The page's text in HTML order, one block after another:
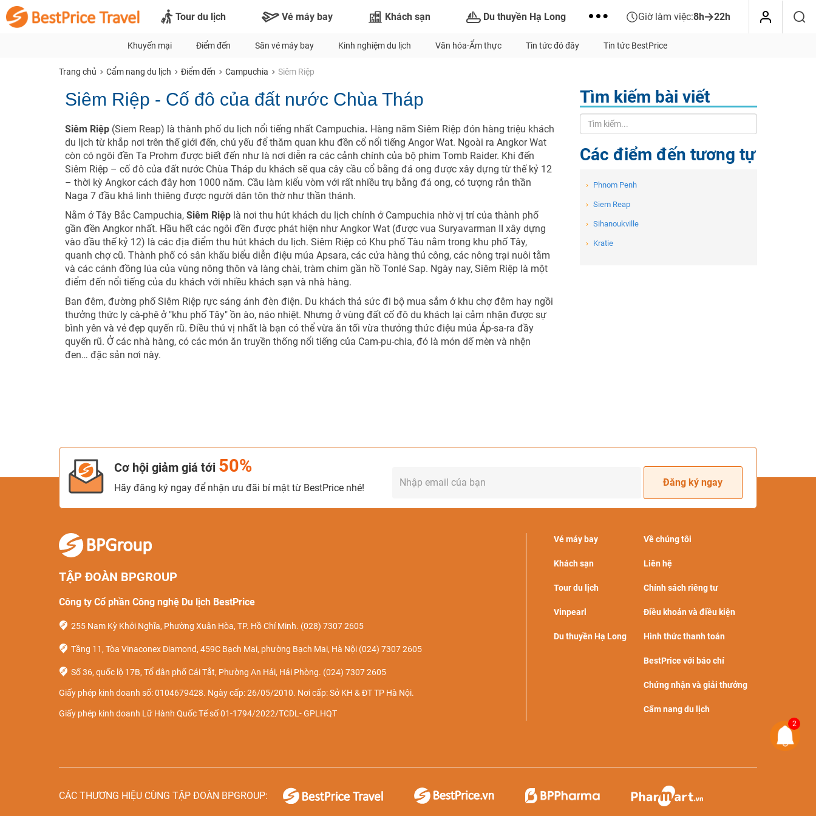
Tour du lịch Vé máy bay Khách sạn Du thuyền Hạ Long Giờ làm việc:8h 22h
Khuyến mại Điểm đến Săn vé máy bay Kinh nghiệm du lịch Văn hóa-Ẩm thực Tin tức đó đây Tin tức BestPrice
Trang chủ Cẩm nang du lịch Điểm đến Campuchia Siêm Riệp
Siêm Riệp - Cố đô của đất nước Chùa Tháp
Siêm Riệp (Siem Reap) là thành phố du lịch nổi tiếng nhất Campuchia. Hàng năm Siêm Riệp đón hàng triệu khách
du lịch từ khắp nơi trên thế giới đến, chủ yếu để thăm quan khu đền cổ nổi tiếng Angor Wat. Ngoài ra Angkor Wat
còn có ngôi đền Ta Prohm được biết đến như là nơi diễn ra các cảnh chính của bộ phim Tomb Raider. Khi đến
Siêm Riệp – cố đô của đất nước Chùa Tháp du khách sẽ qua cây cầu cổ bằng đá ong được xây dựng từ thế kỷ 12
– thời kỳ Angkor cách đây hơn 1000 năm. Cầu làm kiểu vòm với rất nhiều trụ bằng đá ong, có tượng rắn thần
Naga 7 đầu khá linh thiêng được người dân tôn thờ như thần thánh.
Nằm ở Tây Bắc Campuchia, Siêm Riệp là nơi thu hút khách du lịch chính ở Campuchia nhờ vị trí của thành phố
gần đền Angkor nhất. Hầu hết các ngôi đền được phát hiện như Angkor Wat (được vua Suryavarman II xây dựng
vào đầu thế kỷ 12) là các địa điểm thu hút khách du lịch. Siêm Riệp có Khu phố Tàu nằm trong khu phố Tây,
quanh chợ cũ. Thành phố có sân khấu biểu diễn điệu múa Apsara, các cửa hàng thủ công, các nông trại nuôi tằm
và các cánh đồng lúa của vùng nông thôn và làng chài, tràm chim gần hồ Tonlé Sap. Ngày nay, Siêm Riệp là một
điểm đến nổi tiếng của du khách với nhiều khách sạn và nhà hàng.
Ban đêm, đường phố Siêm Riệp rực sáng ánh đèn điện. Du khách thả sức đi bộ mua sắm ở khu chợ đêm hay ngồi
thưởng thức ly cà-phê ở "khu phố Tây" ồn ào, náo nhiệt. Nhưng ở vùng đất cố đô du khách lại cảm nhận được sự
bình yên và vẻ đẹp quyến rũ. Điều thú vị nhất là bạn có thể vừa ăn tối vừa thưởng thức điệu múa Áp-sa-ra đầy
quyến rũ. Ở các nhà hàng, có các món ăn truyền thống nổi tiếng của Cam-pu-chia, đó là món dế mèn và nhện
đen… đặc sản nơi này.
Tìm kiếm bài viết
Các điểm đến tương tự
› Phnom Penh
› Siem Reap
› Sihanoukville
› Kratie
Cơ hội giảm giá tới 50%
Hãy đăng ký ngay để nhận ưu đãi bí mật từ BestPrice nhé! Đăng ký ngay
TẬP ĐOÀN BPGROUP
Công ty Cổ phần Công nghệ Du lịch BestPrice
255 Nam Kỳ Khởi Nghĩa, Phường Xuân Hòa, TP. Hồ Chí Minh. (028) 7307 2605
Tầng 11, Tòa Vinaconex Diamond, 459C Bạch Mai, phường Bạch Mai, Hà Nội (024) 7307 2605
Số 36, quốc lộ 17B, Tổ dân phố Cái Tắt, Phường An Hải, Hải Phòng. (024) 7307 2605
Giấy phép kinh doanh số: 0104679428. Ngày cấp: 26/05/2010. Nơi cấp: Sở KH & ĐT TP Hà Nội.
Giấy phép kinh doanh Lữ Hành Quốc Tế số 01-1794/2022/TCDL- GPLHQT
Vé máy bay
Khách sạn
Tour du lịch
Vinpearl
Du thuyền Hạ Long
Về chúng tôi
Liên hệ
Chính sách riêng tư
Điều khoản và điều kiện
Hình thức thanh toán
BestPrice với báo chí
Chứng nhận và giải thưởng
Cẩm nang du lịch
CÁC THƯƠNG HIỆU CÙNG TẬP ĐOÀN BPGROUP:
2
TƯ VẤN NGAY
Nhận ưu đãi ngay!
Nhận ưu đãi ngay
TƯ VẤN NGAY
TƯ VẤN NGAY
NHẬN ƯU ĐÃI NGAY
TƯ VẤN NGAY